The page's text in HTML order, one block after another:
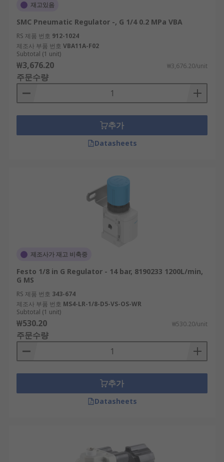
재고있음
SMC Pneumatic Regulator -, G 1/4 0.2 MPa VBA
RS 제품 번호 912-1024
제조사 부품 번호 VBA11A-F02
Subtotal (1 unit)
₩3,676.20 ₩3,676.20/unit
주문수량
추가
Datasheets
제조사가 재고 비축중
Festo 1/8 in G Regulator - 14 bar, 8190233 1200L/min,
G MS
RS 제품 번호 343-674
제조사 부품 번호 MS4-LR-1/8-D5-VS-OS-WR
Subtotal (1 unit)
₩530.20 ₩530.20/unit
주문수량
추가
Datasheets